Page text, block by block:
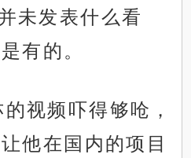
未发表什么看
有的。
视频吓得够呛，
他在国内的项目